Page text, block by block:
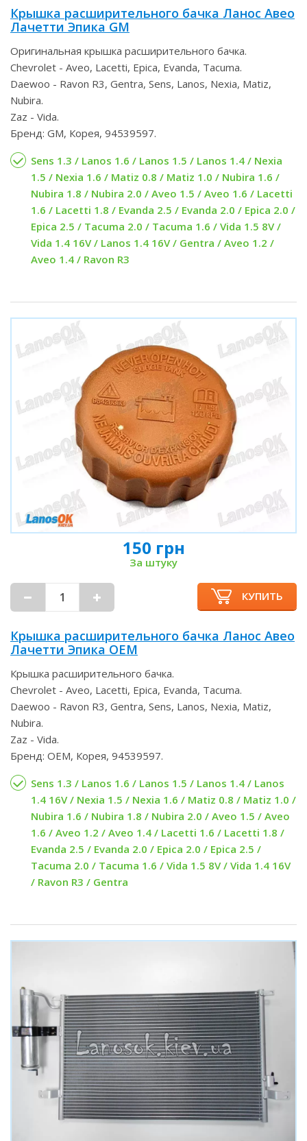
Крышка расширительного бачка Ланос Авео
Лачетти Эпика GM
Оригинальная крышка расширительного бачка.
Chevrolet - Aveo, Lacetti, Epica, Evanda, Tacuma.
Daewoo - Ravon R3, Gentra, Sens, Lanos, Nexia, Matiz,
Nubira.
Zaz - Vida.
Бренд: GM, Корея, 94539597.
Sens 1.3 / Lanos 1.6 / Lanos 1.5 / Lanos 1.4 / Nexia
1.5 / Nexia 1.6 / Matiz 0.8 / Matiz 1.0 / Nubira 1.6 /
Nubira 1.8 / Nubira 2.0 / Aveo 1.5 / Aveo 1.6 / Lacetti
1.6 / Lacetti 1.8 / Evanda 2.5 / Evanda 2.0 / Epica 2.0 /
Epica 2.5 / Tacuma 2.0 / Tacuma 1.6 / Vida 1.5 8V /
Vida 1.4 16V / Lanos 1.4 16V / Gentra / Aveo 1.2 /
Aveo 1.4 / Ravon R3
150 грн
За штуку
КУПИТЬ
Крышка расширительного бачка Ланос Авео
Лачетти Эпика OEM
Крышка расширительного бачка.
Chevrolet - Aveo, Lacetti, Epica, Evanda, Tacuma.
Daewoo - Ravon R3, Gentra, Sens, Lanos, Nexia, Matiz,
Nubira.
Zaz - Vida.
Бренд: OEM, Корея, 94539597.
Sens 1.3 / Lanos 1.6 / Lanos 1.5 / Lanos 1.4 / Lanos
1.4 16V / Nexia 1.5 / Nexia 1.6 / Matiz 0.8 / Matiz 1.0 /
Nubira 1.6 / Nubira 1.8 / Nubira 2.0 / Aveo 1.5 / Aveo
1.6 / Aveo 1.2 / Aveo 1.4 / Lacetti 1.6 / Lacetti 1.8 /
Evanda 2.5 / Evanda 2.0 / Epica 2.0 / Epica 2.5 /
Tacuma 2.0 / Tacuma 1.6 / Vida 1.5 8V / Vida 1.4 16V
/ Ravon R3 / Gentra